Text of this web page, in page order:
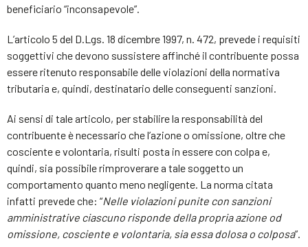
beneficiario “inconsapevole”.
L’articolo 5 del D.Lgs. 18 dicembre 1997, n. 472, prevede i requisiti
soggettivi che devono sussistere affinché il contribuente possa
essere ritenuto responsabile delle violazioni della normativa
tributaria e, quindi, destinatario delle conseguenti sanzioni.
Ai sensi di tale articolo, per stabilire la responsabilità del
contribuente è necessario che l’azione o omissione, oltre che
cosciente e volontaria, risulti posta in essere con colpa e,
quindi, sia possibile rimproverare a tale soggetto un
comportamento quanto meno negligente. La norma citata
infatti prevede che: “Nelle violazioni punite con sanzioni
amministrative ciascuno risponde della propria azione od
omissione, cosciente e volontaria, sia essa dolosa o colposa”.